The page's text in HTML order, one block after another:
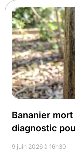
Bananier
diagnostic
9 juin 2026 à 16h30